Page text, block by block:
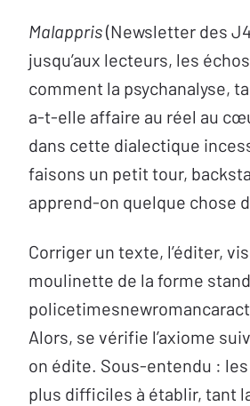
Malappris(Newsletter des
jusqu’aux lecteurs, les
comment la psychanalyse,
a-t-elle affaire au réel au
dans cette dialectique
faisons un petit tour,
apprend-on quelque chose
Corriger un texte, l’éditer,
moulinette de la forme
Alors, se vérifie l’axiome
on édite. Sous-entendu :
plus difficiles à établir, tant